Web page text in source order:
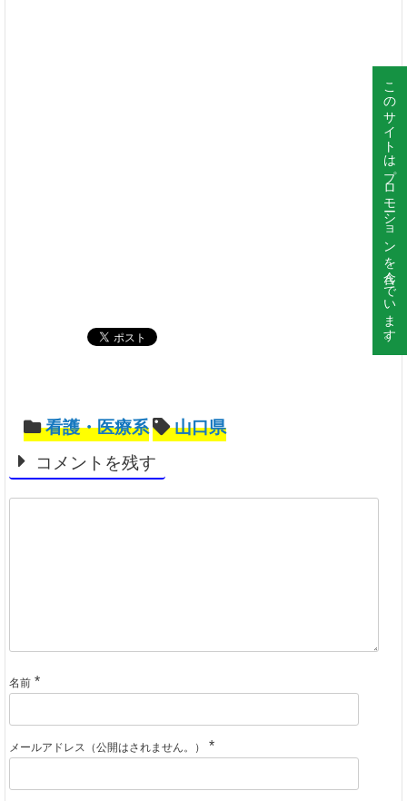
看護・医療系
山口県
コメントを残す
名前 *
メールアドレス（公開はされません。） *
このサイトはプロモーションを含んでいます。